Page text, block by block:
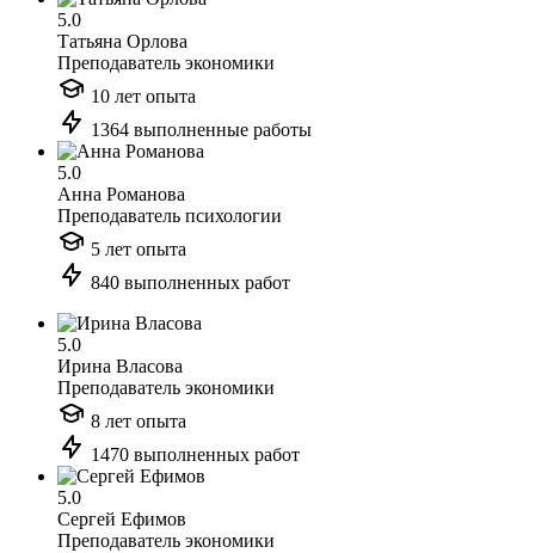
5.0
Татьяна Орлова
Преподаватель экономики
10 лет опыта
1364 выполненные работы
5.0
Анна Романова
Преподаватель психологии
5 лет опыта
840 выполненных работ
5.0
Ирина Власова
Преподаватель экономики
8 лет опыта
1470 выполненных работ
5.0
Сергей Ефимов
Преподаватель экономики